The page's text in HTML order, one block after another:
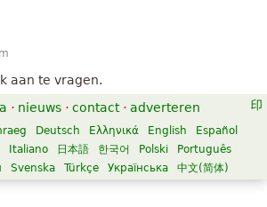
aan te vragen.
· nieuws · contact · adverteren
Deutsch Ελληνικά English
Español
Italiano 日本語 한국어 Polski
Português
Svenska Türkçe Українська 中文(简体)